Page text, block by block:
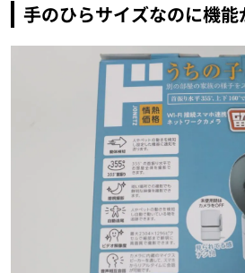
手のひらサイズなのに機能